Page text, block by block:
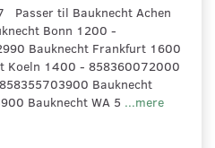
Passer til Bauknecht Achen
Bonn 1200 -
Bauknecht Frankfurt 1600
Koeln 1400 - 858360072000
Bauknecht
Bauknecht WA 5 ...mere